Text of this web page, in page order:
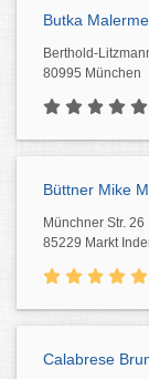
Butka
Berthold-
80995 München
Büttner Mike
Münchner Str. 26
85229 Markt
Calabrese